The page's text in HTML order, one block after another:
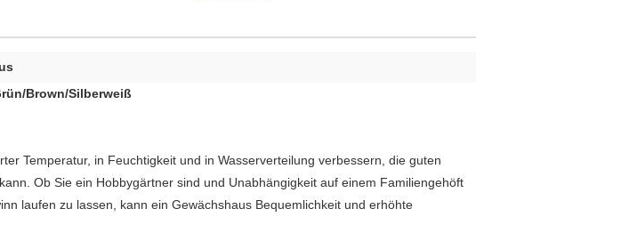
Brown/Silberweiß
Temperatur, in Feuchtigkeit und in Wasserverteilung verbessern, die guten
Ob Sie ein Hobbygärtner sind und Unabhängigkeit auf einem Familiengehöft
laufen zu lassen, kann ein Gewächshaus Bequemlichkeit und erhöhte